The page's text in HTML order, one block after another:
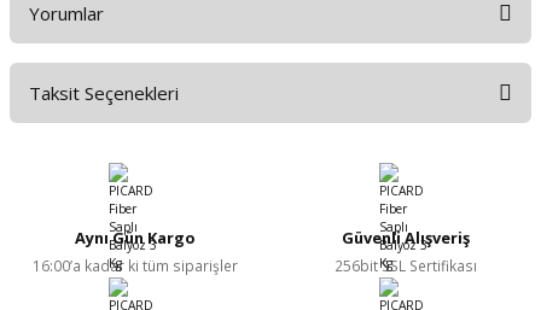
Yorumlar
Taksit Seçenekleri
Aynı Gün Kargo
16:00’a kadar ki tüm siparişler
Güvenli Alışveriş
256bit SSL Sertifikası